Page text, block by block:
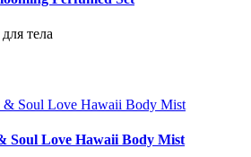
тела
Soul Love Hawaii Body Mist